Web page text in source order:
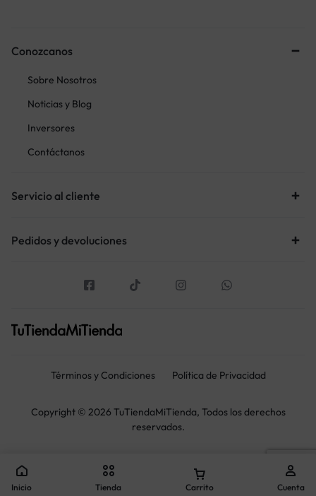
Conozcanos
Sobre Nosotros
Noticias y Blog
Inversores
Contáctanos
Servicio al cliente
Pedidos y devoluciones
Términos y Condiciones Política de Privacidad
Copyright © 2026 TuTiendaMiTienda, Todos los derechos
reservados.
Inicio Tienda Carrito Cuenta